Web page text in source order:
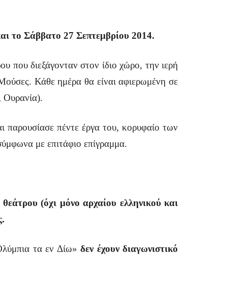
το Σάββατο 27 Σεπτεμβρίου 2014.
διεξάγονταν στον ίδιο χώρο, την ιερή
Κάθε ημέρα θα είναι αφιερωμένη σε
παρουσίασε πέντε έργα του, κορυφαίο των
με επιτάφιο επίγραμμα.
(όχι μόνο αρχαίου ελληνικού και
τα εν Δίω»δεν έχουν διαγωνιστικό